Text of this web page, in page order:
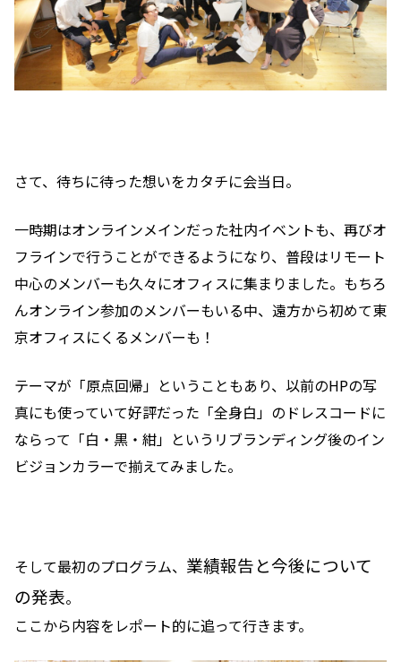
さて、待ちに待った想いをカタチに会当日。
一時期はオンラインメインだった社内イベントも、再びオ
フラインで行うことができるようになり、普段はリモート
中心のメンバーも久々にオフィスに集まりました。もちろ
んオンライン参加のメンバーもいる中、遠方から初めて東
京オフィスにくるメンバーも！
テーマが「原点回帰」ということもあり、以前のHPの写
真にも使っていて好評だった「全身白」のドレスコードに
ならって「白・黒・紺」というリブランディング後のイン
ビジョンカラーで揃えてみました。
そして最初のプログラム、 業績報告と今後について
の発表。
ここから内容をレポート的に追って行きます。